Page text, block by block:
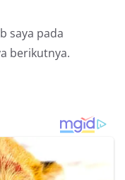
saya pada
berikutnya.